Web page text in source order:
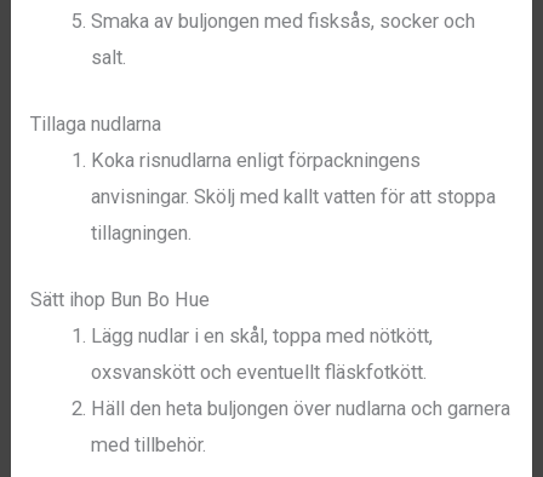
Smaka av buljongen med fisksås, socker och
salt.
Tillaga nudlarna
Koka risnudlarna enligt förpackningens
anvisningar. Skölj med kallt vatten för att stoppa
tillagningen.
Sätt ihop Bun Bo Hue
Lägg nudlar i en skål, toppa med nötkött,
oxsvanskött och eventuellt fläskfotkött.
Häll den heta buljongen över nudlarna och garnera
med tillbehör.